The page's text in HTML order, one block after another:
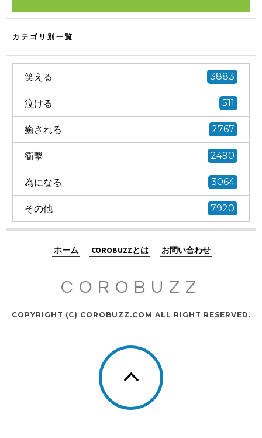
カテゴリ別一覧
笑える 3883
泣ける 511
癒される 2767
衝撃 2490
為になる 3064
その他 7920
ホーム COROBUZZとは お問い合わせ
COROBUZZ
COPYRIGHT (C) COROBUZZ.COM ALL RIGHT RESERVED.